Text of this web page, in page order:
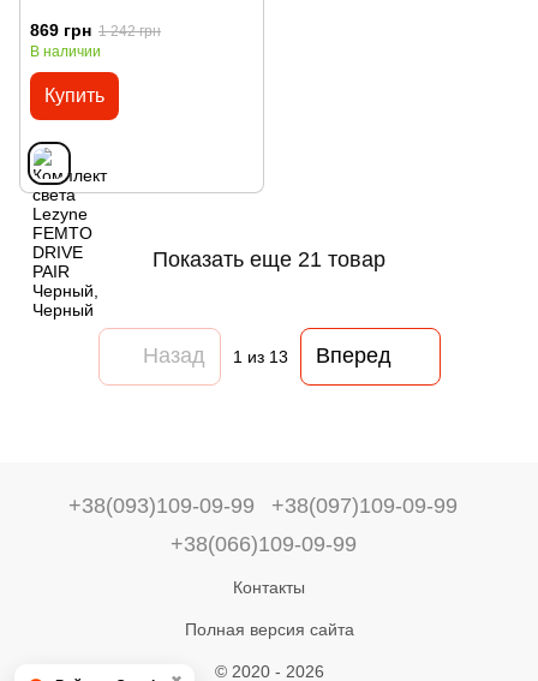
869 грн 1 242 грн
В наличии
Купить
Показать еще 21 товар
Назад 1 из 13 Вперед
+38(093)109-09-99
+38(097)109-09-99
+38(066)109-09-99
Контакты
Полная версия сайта
© 2020 - 2026